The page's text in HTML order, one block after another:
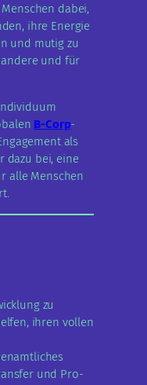
dabei,
ihre Energie
und mutig zu
und für
B-Corp-
als
dazu bei, eine
alle Menschen
zu
ihren vollen
und Pro-